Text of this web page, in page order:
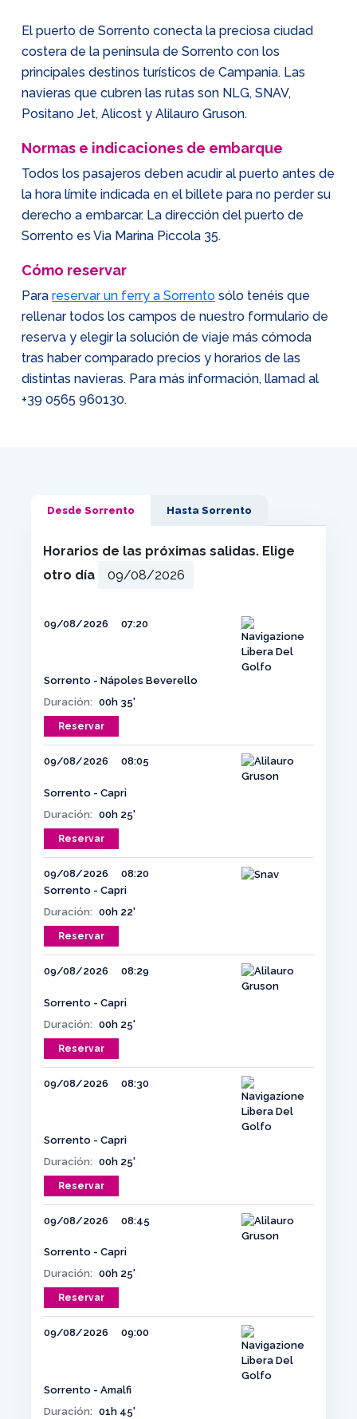
El puerto de Sorrento conecta la preciosa ciudad
costera de la península de Sorrento con los
principales destinos turísticos de Campania. Las
navieras que cubren las rutas son NLG, SNAV,
Positano Jet, Alicost y Alilauro Gruson.
Normas e indicaciones de embarque
Todos los pasajeros deben acudir al puerto antes de
la hora límite indicada en el billete para no perder su
derecho a embarcar. La dirección del puerto de
Sorrento es Via Marina Piccola 35.
Cómo reservar
Para reservar un ferry a Sorrento sólo tenéis que
rellenar todos los campos de nuestro formulario de
reserva y elegir la solución de viaje más cómoda
tras haber comparado precios y horarios de las
distintas navieras. Para más información, llamad al
+39 0565 960130.
Desde Sorrento Hasta Sorrento
Horarios de las próximas salidas. Elige
otro día
09/08/2026 07:20
Sorrento - Nápoles Beverello
Duración: 00h 35'
Reservar
09/08/2026 08:05
Sorrento - Capri
Duración: 00h 25'
Reservar
09/08/2026
08:20
Sorrento - Capri
Duración: 00h 22'
Reservar
09/08/2026 08:29
Sorrento - Capri
Duración: 00h 25'
Reservar
09/08/2026 08:30
Sorrento - Capri
Duración: 00h 25'
Reservar
09/08/2026 08:45
Sorrento - Capri
Duración: 00h 25'
Reservar
09/08/2026 09:00
Sorrento - Amalfi
Duración: 01h 45'